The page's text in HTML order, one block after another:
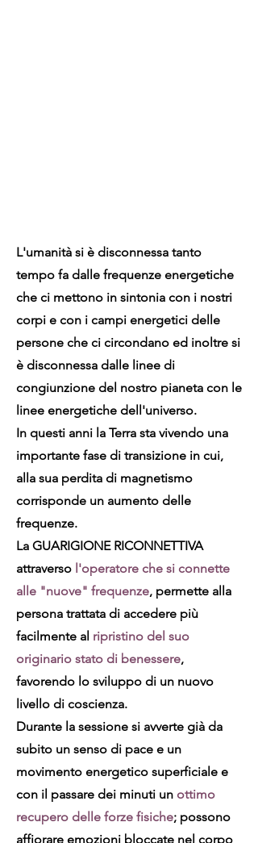
L'umanità si è disconnessa tanto
tempo fa dalle frequenze energetiche
che ci mettono in sintonia con i nostri
corpi e con i campi energetici delle
persone che ci circondano ed inoltre si
è disconnessa dalle linee di
congiunzione del nostro pianeta con le
linee energetiche dell'universo.
In questi anni la Terra sta vivendo una
importante fase di transizione in cui,
alla sua perdita di magnetismo
corrisponde un aumento delle
frequenze.
La GUARIGIONE RICONNETTIVA
attraverso l'operatore che si connette
alle "nuove" frequenze, permette alla
persona trattata di accedere più
facilmente al ripristino del suo
originario stato di benessere,
favorendo lo sviluppo di un nuovo
livello di coscienza.
Durante la sessione si avverte già da
subito un senso di pace e un
movimento energetico superficiale e
con il passare dei minuti un ottimo
recupero delle forze fisiche; possono
affiorare emozioni bloccate nel corpo